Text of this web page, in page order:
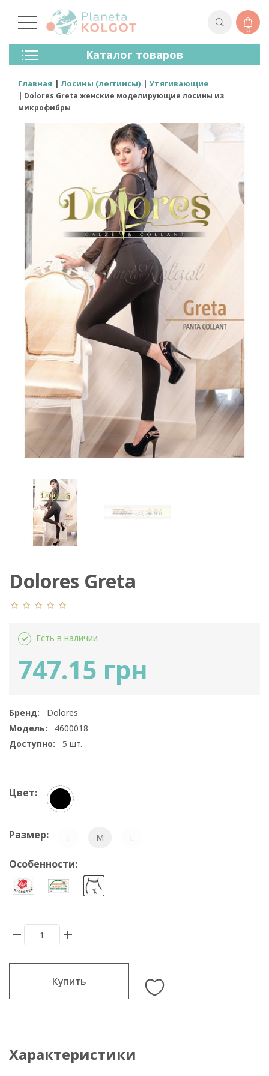
0
Каталог товаров
Колготки
Чулки
Лосины (леггинсы)
Носки И Гольфы
Спортивная Одежда
Для Детей
Бренды
Главная Лосины (леггинсы) Утягивающие
Dolores Greta женские моделирующие лосины из
микрофибры
Dolores Greta
Есть в наличии
747.15 грн
Бренд:
Dolores
Модель:
4600018
Доступно:
5 шт.
Цвет:
Размер: M
Особенности:
Купить
Характеристики